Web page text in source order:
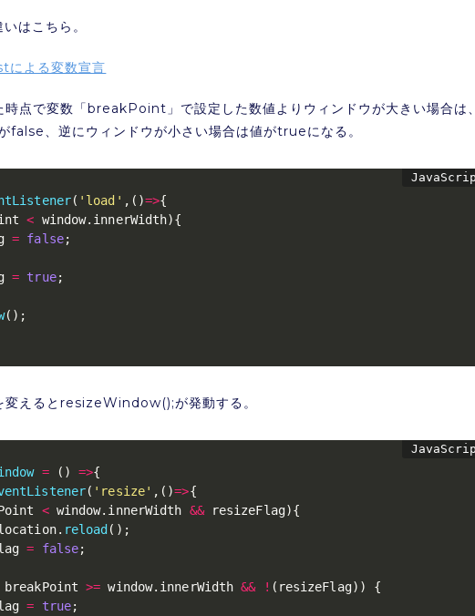
はこちら。
よる変数宣言
時点で変数「breakPoint」で設定した数値よりウィンドウが大きい場合は、
、逆にウィンドウが小さい場合は値がtrueになる。
( 'load' , ( )=>{
< window. innerWidth){
= false;
= true;
( ) ;
変えるとresizeWindow();が発動する。
= ( ) =>{
( 'resize' , ( )=>{
< window. innerWidth && resizeFlag){
. reload ( ) ;
= false;
breakPoint >= window. innerWidth && ! ( resizeFlag) )
{
= true;